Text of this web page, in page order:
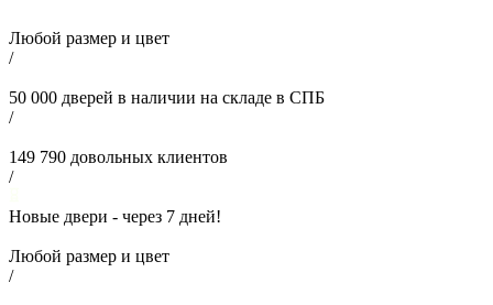
Любой размер и цвет
/
50 000 дверей в наличии на складе в СПБ
/
149 790 довольных клиентов
/
Новые двери - через 7 дней!
Любой размер и цвет
/